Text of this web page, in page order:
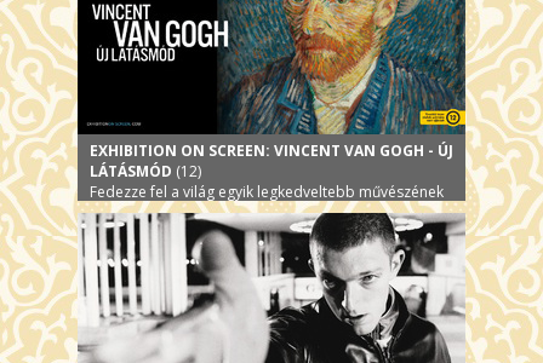
EXHIBITION ON SCREEN: VINCENT VAN GOGH - ÚJ
LÁTÁSMÓD (12)
Fedezze fel a világ egyik legkedveltebb művészének
izgalmas történetét és ikonikus alkotásait!